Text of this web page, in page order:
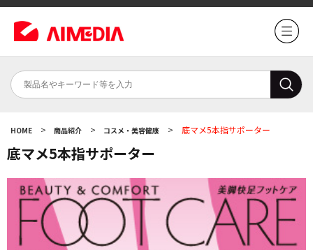
HOME > 商品紹介 > コスメ・美容健康 > 底マメ5本指サポーター
底マメ5本指サポーター